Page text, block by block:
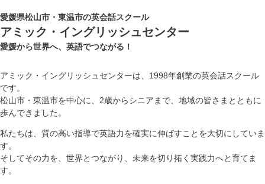
愛媛県松山市・東温市の英会話スクール
アミック・イングリッシュセンター
愛媛から世界へ、英語でつながる！
アミック・イングリッシュセンターは、1998年創業の英会話スクール
です。
松山市・東温市を中心に、2歳からシニアまで、地域の皆さまとともに
歩んできました。
私たちは、質の高い指導で英語力を確実に伸ばすことを大切にしていま
す。
そしてその力を、世界とつながり、未来を切り拓く実践力へと育てま
す。